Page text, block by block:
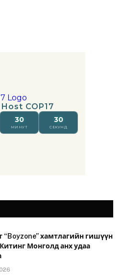
“Boyzone” хамтлагийн гишүүн
Монголд анх удаа